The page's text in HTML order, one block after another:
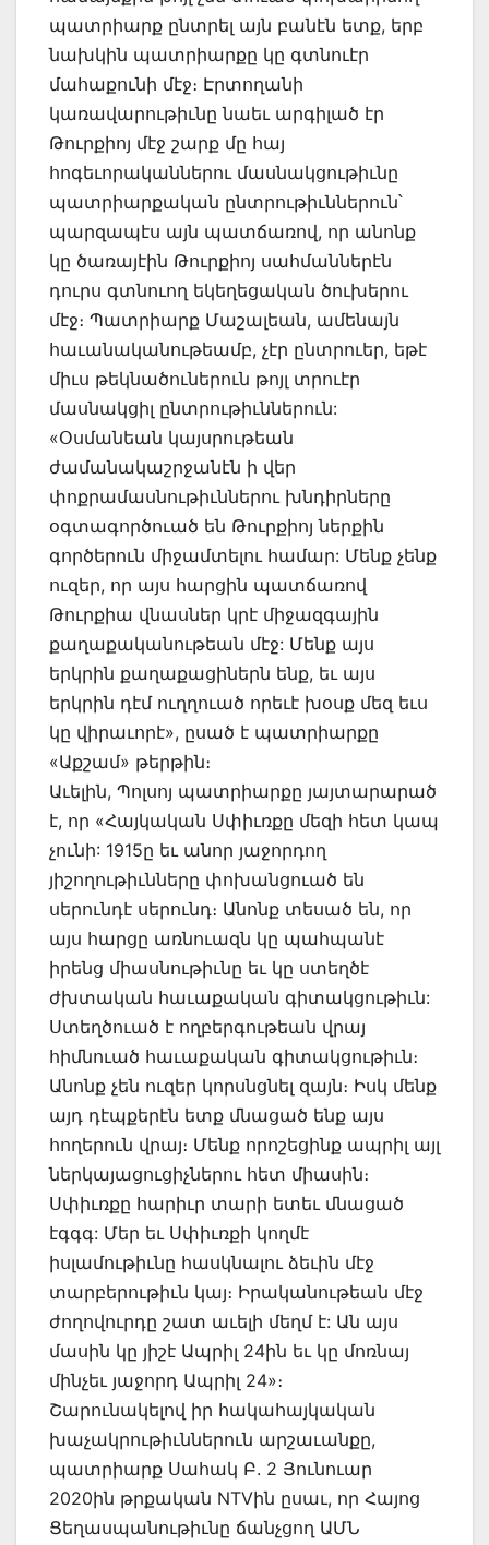
պատրիարք ընտրել այն բանէն ետք, երբ
նախկին պատրիարքը կը գտնուէր
մահաքունի մէջ։ Էրտողանի
կառավարութիւնը նաեւ արգիլած էր
Թուրքիոյ մէջ շարք մը հայ
հոգեւորականներու մասնակցութիւնը
պատրիարքական ընտրութիւններուն՝
պարզապէս այն պատճառով, որ անոնք
կը ծառայէին Թուրքիոյ սահմաններէն
դուրս գտնուող եկեղեցական ծուխերու
մէջ։ Պատրիարք Մաշալեան, ամենայն
հաւանականութեամբ, չէր ընտրուեր, եթէ
միւս թեկնածուներուն թոյլ տրուէր
մասնակցիլ ընտրութիւններուն:
«Օսմանեան կայսրութեան
ժամանակաշրջանէն ի վեր
փոքրամասնութիւններու խնդիրները
օգտագործուած են Թուրքիոյ ներքին
գործերուն միջամտելու համար: Մենք չենք
ուզեր, որ այս հարցին պատճառով
Թուրքիա վնասներ կրէ միջազգային
քաղաքականութեան մէջ: Մենք այս
երկրին քաղաքացիներն ենք, եւ այս
երկրին դէմ ուղղուած որեւէ խօսք մեզ եւս
կը վիրաւորէ», ըսած է պատրիարքը
«Աքշամ» թերթին։
Աւելին, Պոլսոյ պատրիարքը յայտարարած
է, որ «Հայկական Սփիւռքը մեզի հետ կապ
չունի: 1915ը եւ անոր յաջորդող
յիշողութիւնները փոխանցուած են
սերունդէ սերունդ։ Անոնք տեսած են, որ
այս հարցը առնուազն կը պահպանէ
իրենց միասնութիւնը եւ կը ստեղծէ
ժխտական հաւաքական գիտակցութիւն:
Ստեղծուած է ողբերգութեան վրայ
հիմնուած հաւաքական գիտակցութիւն։
Անոնք չեն ուզեր կորսնցնել զայն։ Իսկ մենք
այդ դէպքերէն ետք մնացած ենք այս
հողերուն վրայ։ Մենք որոշեցինք ապրիլ այլ
ներկայացուցիչներու հետ միասին։
Սփիւռքը հարիւր տարի ետեւ մնացած
էգգգ: Մեր եւ Սփիւռքի կողմէ
իսլամութիւնը հասկնալու ձեւին մէջ
տարբերութիւն կայ։ Իրականութեան մէջ
ժողովուրդը շատ աւելի մեղմ է: Ան այս
մասին կը յիշէ Ապրիլ 24ին եւ կը մոռնայ
մինչեւ յաջորդ Ապրիլ 24»։
Շարունակելով իր հակահայկական
խաչակրութիւններուն արշաւանքը,
պատրիարք Սահակ Բ. 2 Յունուար
2020ին թրքական NTVին ըսաւ, որ Հայոց
Ցեղասպանութիւնը ճանչցող ԱՄՆ